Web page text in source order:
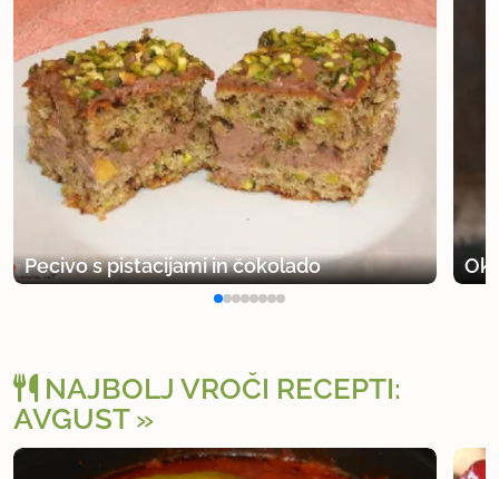
Pecivo s pistacijami in čokolado
NAJBOLJ VROČI RECEPTI:
AVGUST